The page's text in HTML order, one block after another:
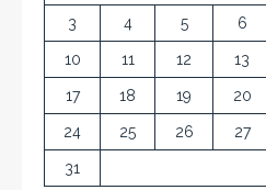
3 4 5 6
10 11 12 13
17 18 19 20
24 25 26 27
31